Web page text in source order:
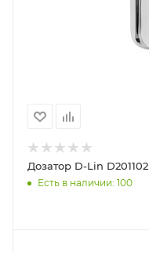
Дозатор D-Lin D201102
Есть в наличии: 100